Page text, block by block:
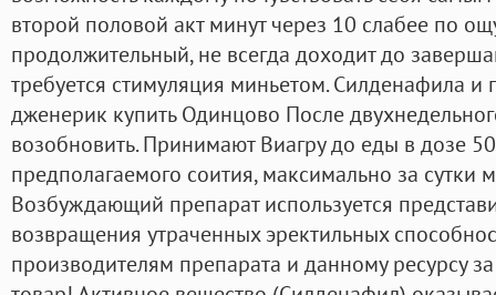
второй половой акт минут через 10 слабее по
продолжительный, не всегда доходит до
требуется стимуляция миньетом. Силденафила и
дженерик купить Одинцово После
возобновить. Принимают Виагру до еды в дозе
предполагаемого соития, максимально за сутки
Возбуждающий препарат используется
возвращения утраченных эректильных
производителям препарата и данному ресурсу